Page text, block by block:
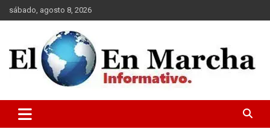
Saltar
al
sábado, agosto 8, 2026
elmundoenmarcha.net